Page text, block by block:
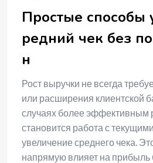
Простые способы
редний чек без
н
Рост выручки не всегда
или расширения клиентской
случаях более
становится работа с
увеличение среднего чека.
напрямую влияет на прибыль